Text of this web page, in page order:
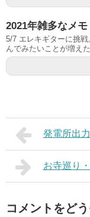
2021年雑多なメ
5/7 エレキギターに挑
んでみたいことが増え
発電所出
お寺巡り
コメントをど